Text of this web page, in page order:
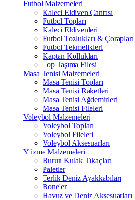
Futbol Malzemeleri
Kaleci Eldiven Çantası
Futbol Topları
Kaleci Eldivenleri
Futbol Tozlukları & Çorapları
Futbol Tekmelikleri
Kaptan Kollukları
Top Taşıma Filesi
Masa Tenisi Malzemeleri
Masa Tenisi Topları
Masa Tenisi Raketleri
Masa Tenisi Ağdemirleri
Masa Tenisi Fileleri
Voleybol Malzemeleri
Voleybol Topları
Voleybol Fileleri
Voleybol Aksesuarları
Yüzme Malzemeleri
Burun Kulak Tıkaçları
Paletler
Terlik Deniz Ayakkabıları
Boneler
Havuz ve Deniz Aksesuarları